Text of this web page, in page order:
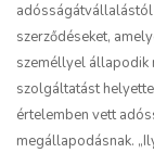
adósságátvállalástól
szerződéseket,
személlyel állapodik
szolgáltatást
értelemben vett
megállapodásnak.